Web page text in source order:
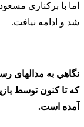
اما با برکناری
شد و ادامه نیافت.
نگاهي به
که تا کنون توسط
آمده است.